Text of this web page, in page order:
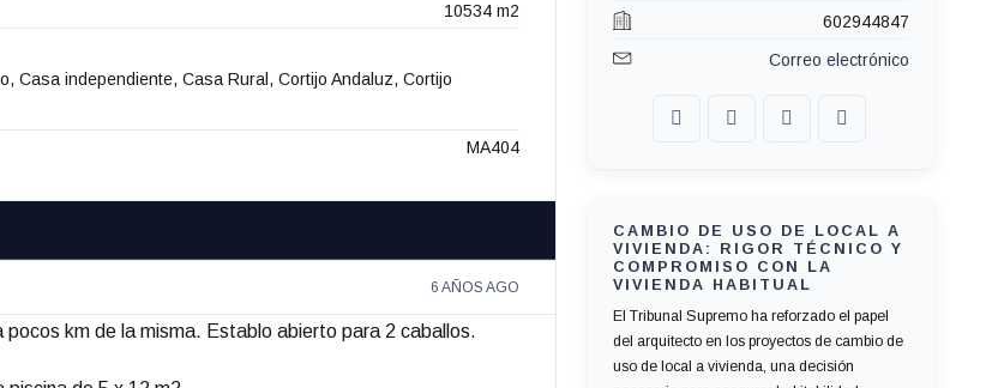
10534 m2
Casa independiente, Casa Rural, Cortijo Andaluz, Cortijo
MA404
6 AÑOS AGO
km de la misma. Establo abierto para 2 caballos.
602944847
Correo electrónico
CAMBIO DE USO DE LOCAL A
VIVIENDA: RIGOR TÉCNICO Y
COMPROMISO CON LA
VIVIENDA HABITUAL
El Tribunal Supremo ha reforzado el papel
del arquitecto en los proyectos de cambio de
uso de local a vivienda, una decisión